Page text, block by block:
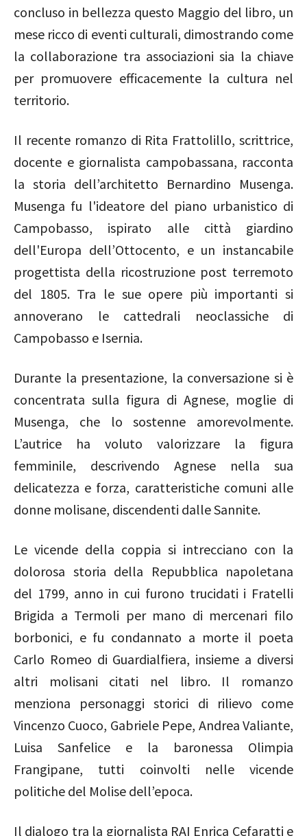
concluso in bellezza questo Maggio del libro, un
mese ricco di eventi culturali, dimostrando come
la collaborazione tra associazioni sia la chiave
per promuovere efficacemente la cultura nel
territorio.
Il recente romanzo di Rita Frattolillo, scrittrice,
docente e giornalista campobassana, racconta
la storia dell’architetto Bernardino Musenga.
Musenga fu l'ideatore del piano urbanistico di
Campobasso, ispirato alle città giardino
dell'Europa dell’Ottocento, e un instancabile
progettista della ricostruzione post terremoto
del 1805. Tra le sue opere più importanti si
annoverano le cattedrali neoclassiche di
Campobasso e Isernia.
Durante la presentazione, la conversazione si è
concentrata sulla figura di Agnese, moglie di
Musenga, che lo sostenne amorevolmente.
L’autrice ha voluto valorizzare la figura
femminile, descrivendo Agnese nella sua
delicatezza e forza, caratteristiche comuni alle
donne molisane, discendenti dalle Sannite.
Le vicende della coppia si intrecciano con la
dolorosa storia della Repubblica napoletana
del 1799, anno in cui furono trucidati i Fratelli
Brigida a Termoli per mano di mercenari filo
borbonici, e fu condannato a morte il poeta
Carlo Romeo di Guardialfiera, insieme a diversi
altri molisani citati nel libro. Il romanzo
menziona personaggi storici di rilievo come
Vincenzo Cuoco, Gabriele Pepe, Andrea Valiante,
Luisa Sanfelice e la baronessa Olimpia
Frangipane, tutti coinvolti nelle vicende
politiche del Molise dell’epoca.
Il dialogo tra la giornalista RAI Enrica Cefaratti e